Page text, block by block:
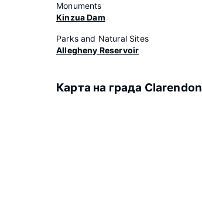
Monuments
Kinzua Dam
Parks and Natural Sites
Allegheny Reservoir
Карта на града Clarendon